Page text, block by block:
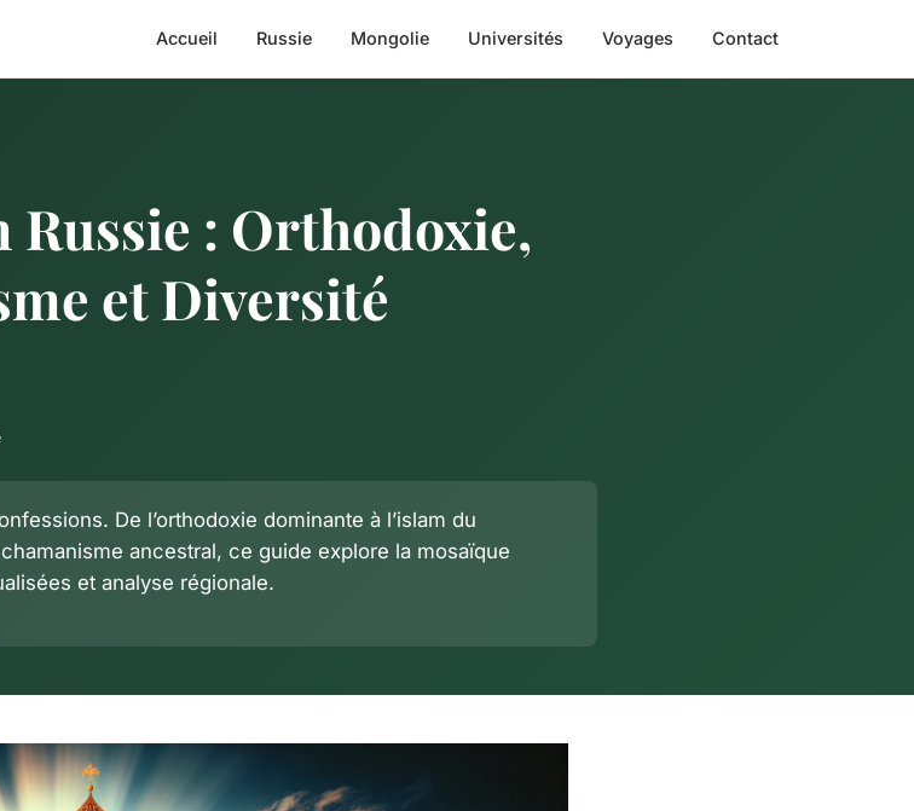
Accueil Russie Mongolie Universités Voyages Contact
Russie : Orthodoxie,
et Diversité
De l’orthodoxie dominante à l’islam du
ancestral, ce guide explore la mosaïque
et analyse régionale.